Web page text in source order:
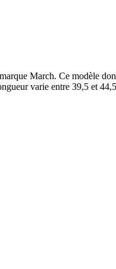
March. Ce modèle
varie entre 39,5 et